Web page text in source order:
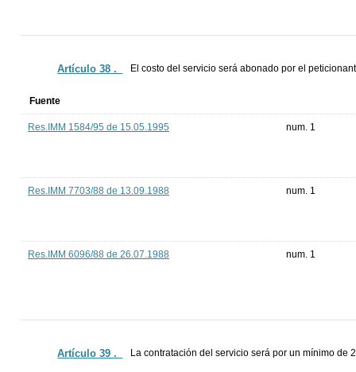
Artículo 38 ._ El costo del servicio será abonado por el
Fuente
Res.IMM 1584/95 de 15.05.1995 num. 1
Res.IMM 7703/88 de 13.09.1988 num. 1
Res.IMM 6096/88 de 26.07.1988 num. 1
Artículo 39 ._ La contratación del servicio será por un mínimo de